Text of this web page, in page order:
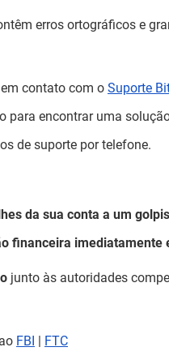
erros ortográficos e
contato com o Suporte
para encontrar uma
de suporte por telefone.
da sua conta a um
financeira imediatamente
junto às autoridades
FBI | FTC